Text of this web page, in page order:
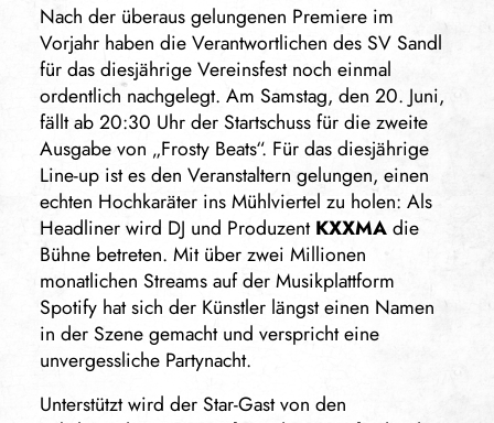
Nach der überaus gelungenen Premiere im
Vorjahr haben die Verantwortlichen des SV Sandl
für das diesjährige Vereinsfest noch einmal
ordentlich nachgelegt. Am Samstag, den 20. Juni,
fällt ab 20:30 Uhr der Startschuss für die zweite
Ausgabe von „Frosty Beats“. Für das diesjährige
Line-up ist es den Veranstaltern gelungen, einen
echten Hochkaräter ins Mühlviertel zu holen: Als
Headliner wird DJ und ProduzentKXXMAdie
Bühne betreten. Mit über zwei Millionen
monatlichen Streams auf der Musikplattform
Spotify hat sich der Künstler längst einen Namen
in der Szene gemacht und verspricht eine
unvergessliche Partynacht.
Unterstützt wird der Star-Gast von den